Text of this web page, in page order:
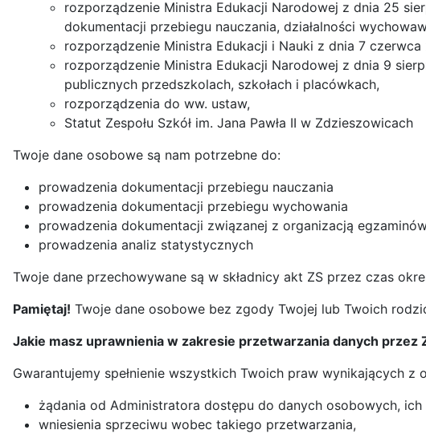
rozporządzenie Ministra Edukacji Narodowej z dnia 25
dokumentacji przebiegu nauczania, działalności
rozporządzenie Ministra Edukacji i Nauki z dnia 7
rozporządzenie Ministra Edukacji Narodowej z dnia 9
publicznych przedszkolach, szkołach i placówkach,
rozporządzenia do ww. ustaw,
Statut Zespołu Szkół im. Jana Pawła II w Zdzieszowicach
Twoje dane osobowe są nam potrzebne do:
prowadzenia dokumentacji przebiegu nauczania
prowadzenia dokumentacji przebiegu wychowania
prowadzenia dokumentacji związanej z organizacją
prowadzenia analiz statystycznych
Twoje dane przechowywane są w składnicy akt ZS przez czas
Pamiętaj! Twoje dane osobowe bez zgody Twojej lub Twoich
Jakie masz uprawnienia w zakresie przetwarzania danych przez
Gwarantujemy spełnienie wszystkich Twoich praw wynikających
żądania od Administratora dostępu do danych osobowych,
wniesienia sprzeciwu wobec takiego przetwarzania,